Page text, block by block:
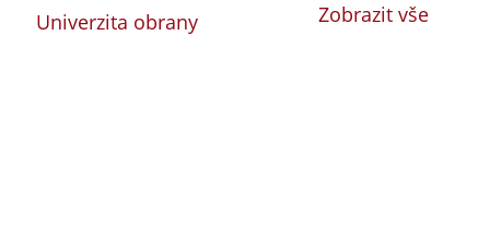
Univerzita obrany Zobrazit vše